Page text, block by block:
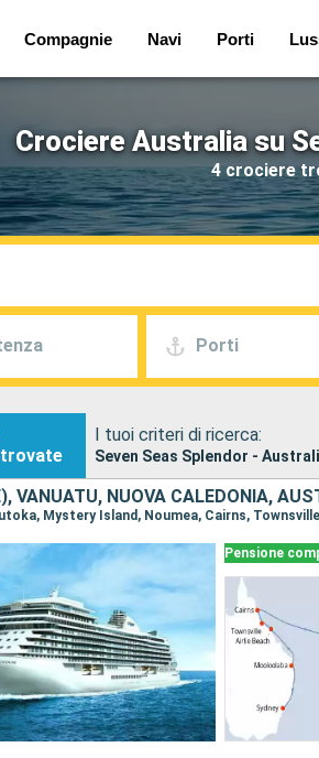
Compagnie Navi Porti
Crociere Australia su
4 crociere
Porti
trovate
I tuoi criteri di ricerca:
Seven Seas Splendor -
VANUATU, NUOVA CALEDONIA,
Mystery Island, Noumea, Cairns,
Pensione